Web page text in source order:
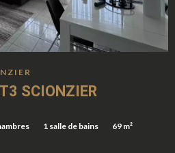
SCIONZIER
1 salle de bains 69 m²